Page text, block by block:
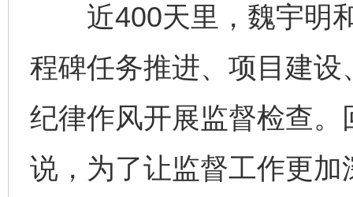
近400天里，魏宇明和
程碑任务推进、项目建
纪律作风开展监督检查
说，为了让监督工作更